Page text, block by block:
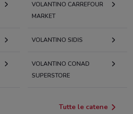
VOLANTINO CARREFOUR
MARKET
VOLANTINO SIDIS
VOLANTINO CONAD
SUPERSTORE
Tutte le catene